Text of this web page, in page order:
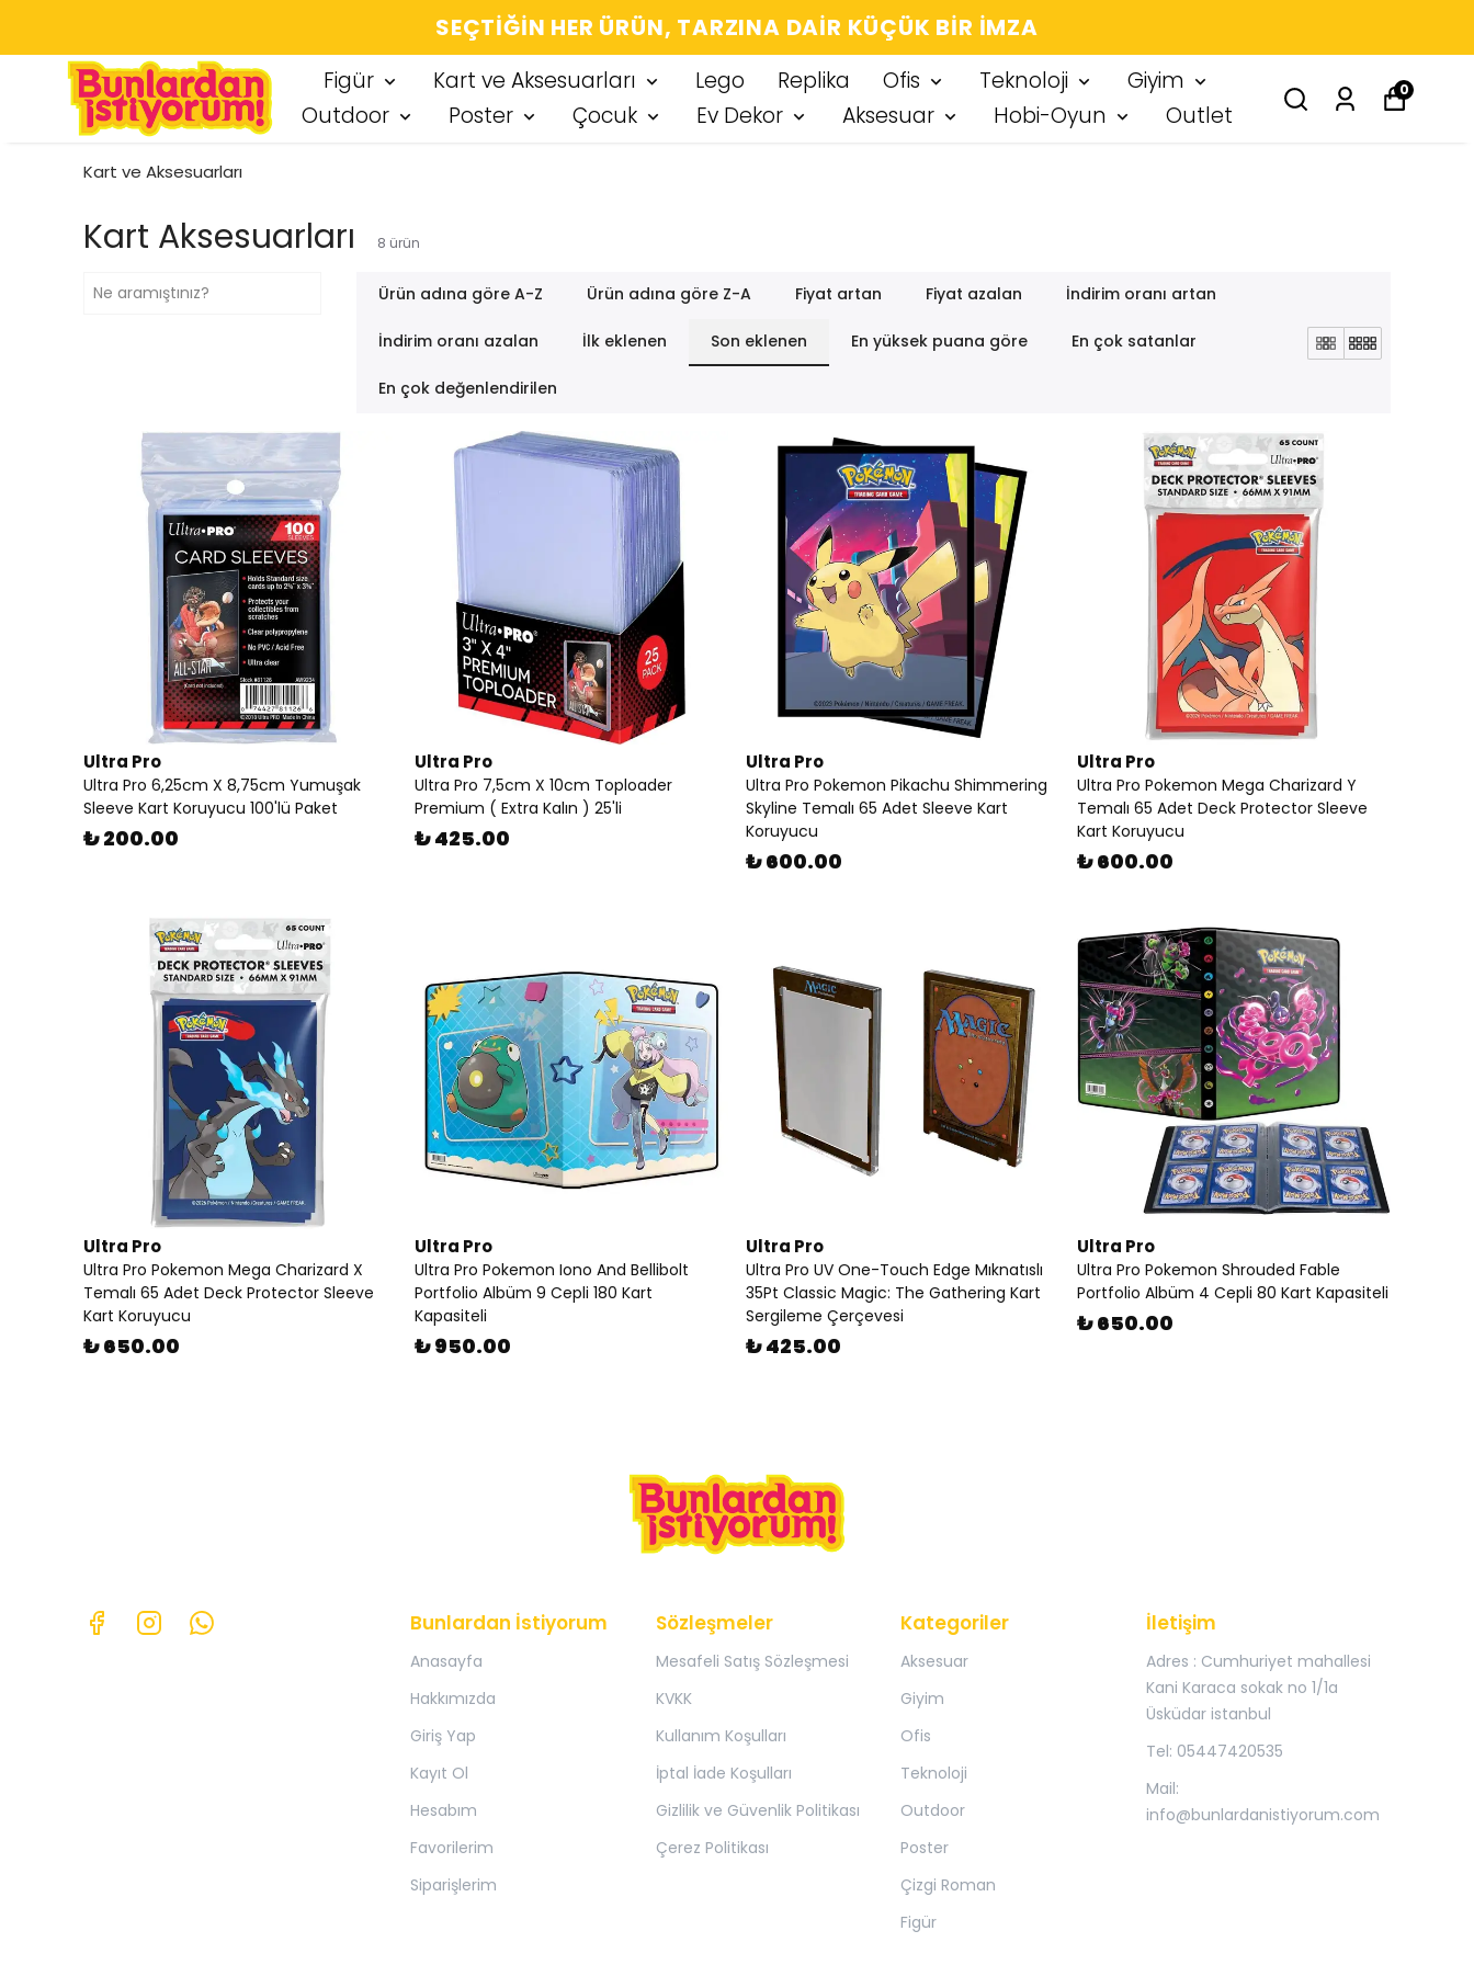
SEÇTIĞIN HER ÜRÜN, TARZINA DAIR KÜÇÜK BIR IMZA
Figür Kart ve Aksesuarları Lego Replika Ofis Teknoloji
Giyim
Outdoor
Poster Çocuk Ev Dekor Aksesuar Hobi-Oyun Outlet
0
Kart ve Aksesuarları
Kart Aksesuarları 8 ürün
Ürün adına göre A-Z Ürün adına göre Z-A Fiyat artan Fiyat azalan İndirim oranı artan
İndirim oranı azalan İlk eklenen Son eklenen En yüksek puana göre En çok satanlar
En çok değenlendirilen
Ultra Pro
Ultra Pro 6,25cm X 8,75cm Yumuşak
Sleeve Kart Koruyucu 100'lü Paket
₺ 200.00
Ultra Pro
Ultra Pro 7,5cm X 10cm Toploader
Premium ( Extra Kalın ) 25'li
₺ 425.00
Ultra Pro
Ultra Pro Pokemon Pikachu Shimmering
Skyline Temalı 65 Adet Sleeve Kart
Koruyucu
₺ 600.00
Ultra Pro
Ultra Pro Pokemon Mega Charizard Y
Temalı 65 Adet Deck Protector Sleeve
Kart Koruyucu
₺ 600.00
Ultra Pro
Ultra Pro Pokemon Mega Charizard X
Temalı 65 Adet Deck Protector Sleeve
Kart Koruyucu
₺ 650.00
Ultra Pro
Ultra Pro Pokemon Iono And Bellibolt
Portfolio Albüm 9 Cepli 180 Kart
Kapasiteli
₺ 950.00
Ultra Pro
Ultra Pro UV One-Touch Edge Mıknatıslı
35Pt Classic Magic: The Gathering Kart
Sergileme Çerçevesi
₺ 425.00
Ultra Pro
Ultra Pro Pokemon Shrouded Fable
Portfolio Albüm 4 Cepli 80 Kart Kapasiteli
₺ 650.00
Bunlardan İstiyorum
Anasayfa
Hakkımızda
Giriş Yap
Kayıt Ol
Hesabım
Favorilerim
Siparişlerim
Sözleşmeler
Mesafeli Satış Sözleşmesi
KVKK
Kullanım Koşulları
İptal İade Koşulları
Gizlilik ve Güvenlik Politikası
Çerez Politikası
Kategoriler
Aksesuar
Giyim
Ofis
Teknoloji
Outdoor
Poster
Çizgi Roman
Figür
İletişim
Adres : Cumhuriyet mahallesi
Kani Karaca sokak no 1/1a
Üsküdar istanbul
Tel: 05447420535
Mail:
info@bunlardanistiyorum.com